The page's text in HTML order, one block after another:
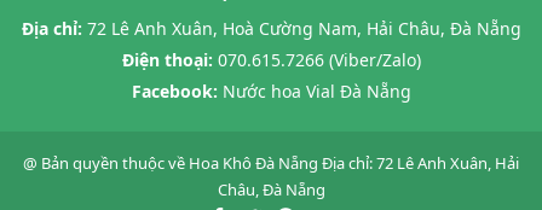
Địa chỉ: 72 Lê Anh Xuân, Hoà Cường Nam, Hải Châu, Đà Nẵng
Điện thoại: 070.615.7266 (Viber/Zalo)
Facebook: Nước hoa Vial Đà Nẵng
@ Bản quyền thuộc về Hoa Khô Đà Nẵng Địa chỉ: 72 Lê Anh Xuân, Hải
Châu, Đà Nẵng